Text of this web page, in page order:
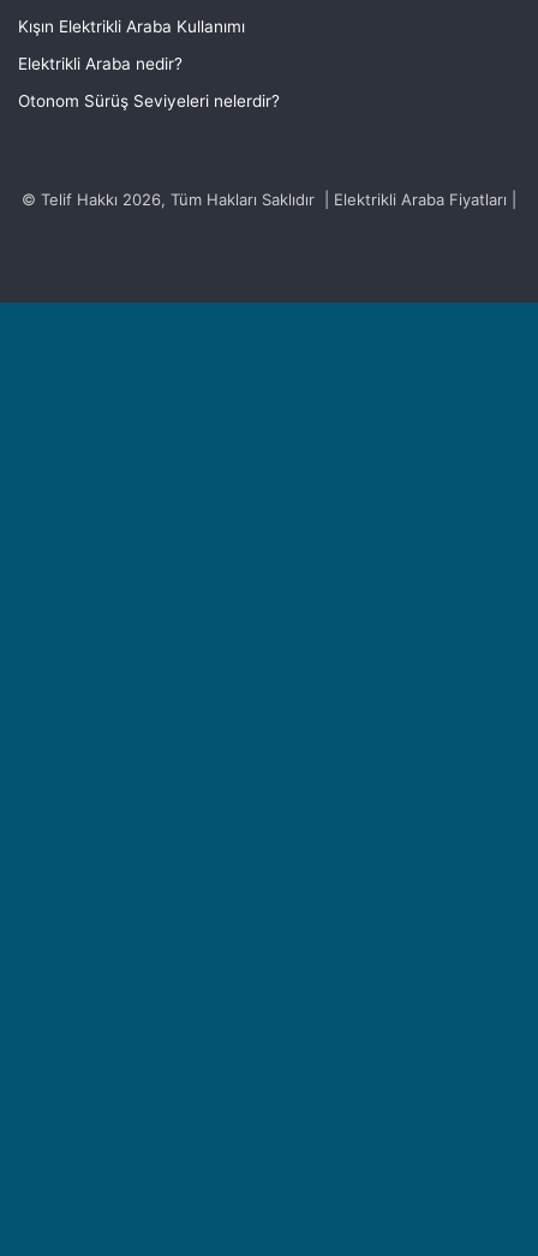
Kışın Elektrikli Araba Kullanımı
Elektrikli Araba nedir?
Otonom Sürüş Seviyeleri nelerdir?
© Telif Hakkı 2026, Tüm Hakları Saklıdır | Elektrikli Araba Fiyatları |